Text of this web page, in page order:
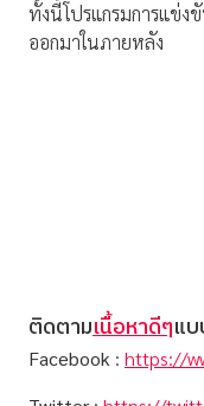
ทั้งนี้โปรแกรมการแข่ง
ออกมาในภายหลัง
ติดตามเนื้อหาดีๆแ
Facebook : https://